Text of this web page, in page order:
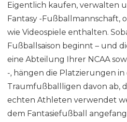
Eigentlich kaufen, verwalten
Fantasy -Fußballmannschaft,
wie Videospiele enthalten.
Fußballsaison beginnt – und
eine Abteilung Ihrer NCAA
-, hängen die Platzierungen in
Traumfußballligen davon ab,
echten Athleten verwendet
dem Fantasiefußball